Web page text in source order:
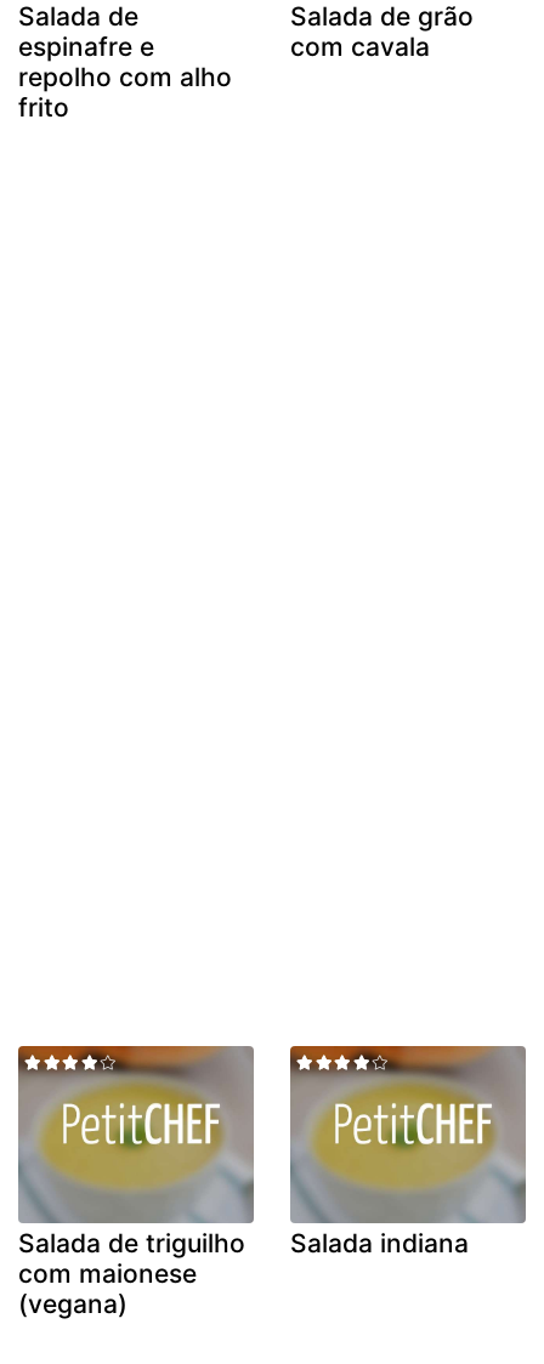
Salada de
espinafre e
repolho com alho
frito
Salada de grão
com cavala
Salada de triguilho
com maionese
(vegana)
Salada indiana